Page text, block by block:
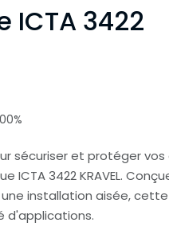
ICTA 3422
sécuriser et protéger vos
ICTA 3422 KRAVEL.
installation aisée,
d'applications.